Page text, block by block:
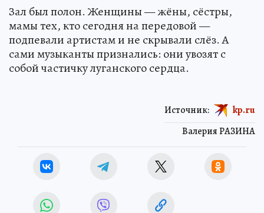
Зал был полон. Женщины — жёны, сёстры,
мамы тех, кто сегодня на передовой —
подпевали артистам и не скрывали слёз. А
сами музыканты признались: они увозят с
собой частичку луганского сердца.
Валерия РАЗИНА
Источник: kp.ru